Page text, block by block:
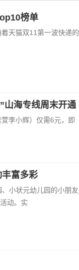
榜单
天猫双11第一波快递的
山海专线周末开通
李小辉）仅需6元，即
富多彩
小状元幼儿园的小朋友
动。实